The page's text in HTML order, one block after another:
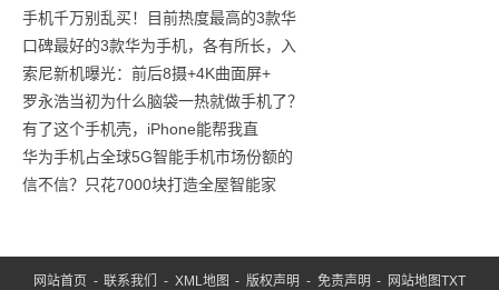
战！
商汤
手机千万别乱买！目前热度最高的3款华
口碑最好的3款华为手机，各有所长，入
索尼新机曝光：前后8摄+4K曲面屏+
罗永浩当初为什么脑袋一热就做手机了？
有了这个手机壳，iPhone能帮我直
华为手机占全球5G智能手机市场份额的
信不信？只花7000块打造全屋智能家
网站首页 -联系我们 - XML地图 -版权声明 - 免责声明 - 网站地图TXT